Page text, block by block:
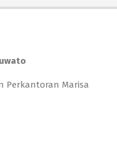
Perkantoran Marisa